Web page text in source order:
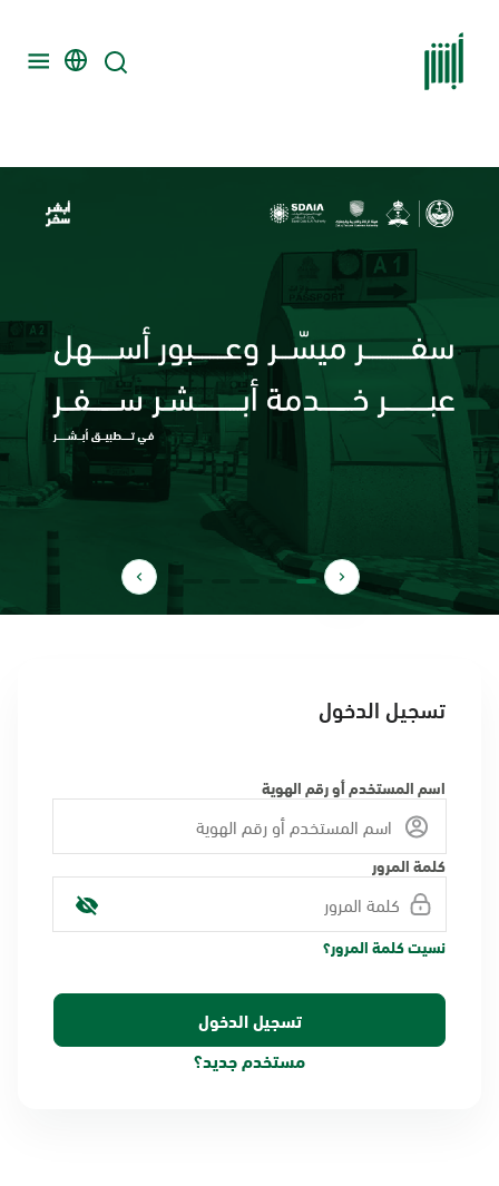
تسجيل الدخول
اسم المستخدم أو رقم الهوية
كلمة المرور
نسيت كلمة المرور؟
مستخدم جديد؟